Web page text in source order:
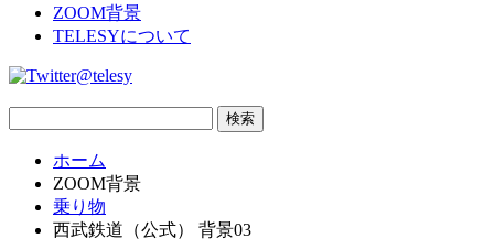
ZOOM背景
TELESYについて
@telesy
ホーム
ZOOM背景
乗り物
西武鉄道（公式） 背景03